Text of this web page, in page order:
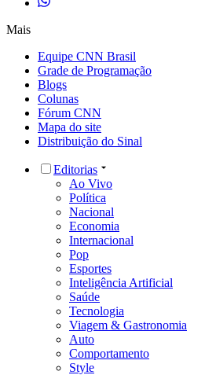
Mais
Equipe CNN Brasil
Grade de Programação
Blogs
Colunas
Fórum CNN
Mapa do site
Distribuição do Sinal
Editorias
Ao Vivo
Política
Nacional
Economia
Internacional
Pop
Esportes
Inteligência Artificial
Saúde
Tecnologia
Viagem & Gastronomia
Auto
Comportamento
Style